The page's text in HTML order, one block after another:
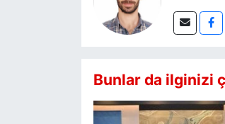
Bunlar da ilginizi